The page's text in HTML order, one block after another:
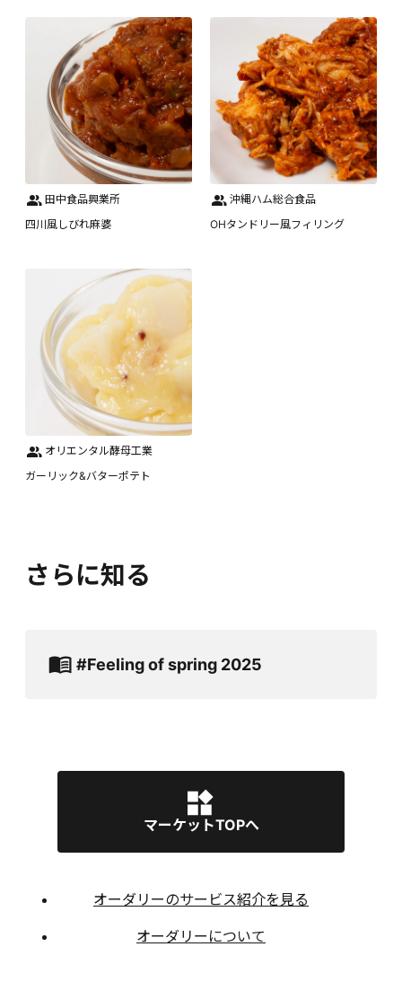
田中食品興業所
四川風しびれ麻婆
沖縄ハム総合食品
OHタンドリー風フィリング
オリエンタル酵母工業
ガーリック&バターポテト
さらに知る
#Feeling of spring 2025
マーケットTOPへ
オーダリーのサービス紹介を見る
オーダリーについて